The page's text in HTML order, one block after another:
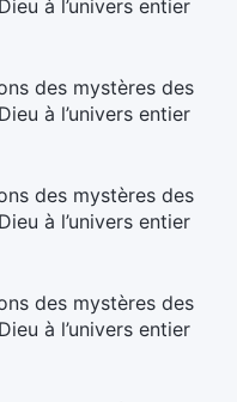
à l’univers entier
des mystères des
à l’univers entier
des mystères des
à l’univers entier
des mystères des
à l’univers entier